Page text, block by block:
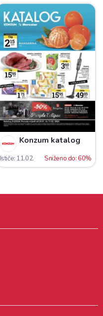
Konzum katalog
Ističe: 11.02. Sniženo do: 60%